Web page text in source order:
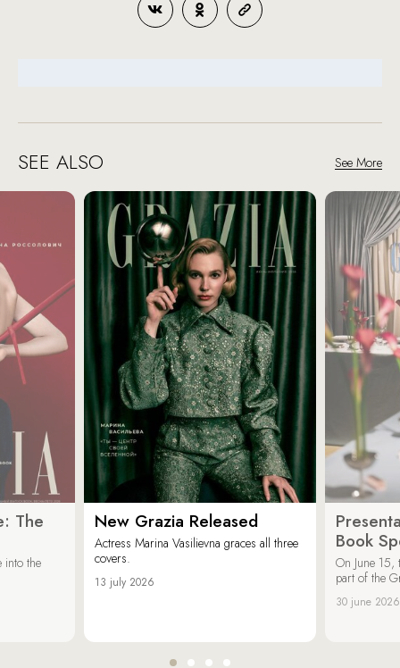
SEE ALSO See More
The
into the
New Grazia Released
Actress Marina Vasilievna graces all three
covers.
13 july 2026
Book
On June 15,
part of the
30 june 2026